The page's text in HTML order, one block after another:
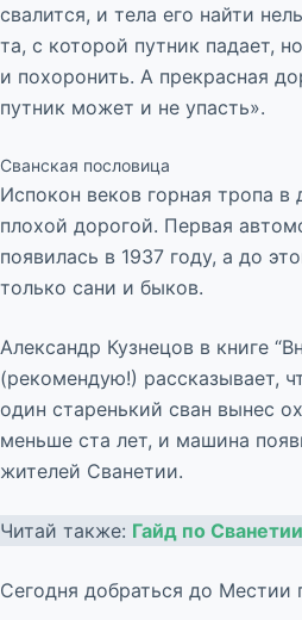
свалится, и тела его найти
та, с которой путник падает,
и похоронить. А прекрасная
путник может и не упасть».
Сванская пословица
Испокон веков горная тропа в
плохой дорогой. Первая
появилась в 1937 году, а до
только сани и быков.
Александр Кузнецов в книге
(рекомендую!) рассказывает,
один старенький сван вынес
меньше ста лет, и машина
жителей Сванетии.
Читай также: Гайд по
Сегодня добраться до Местии